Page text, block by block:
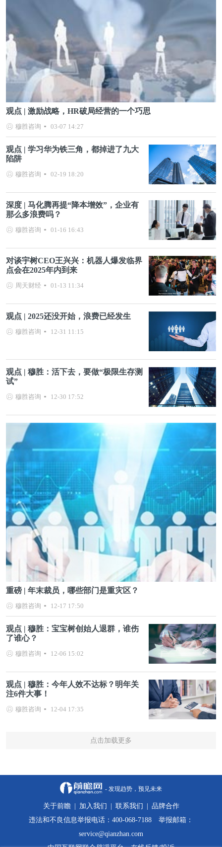
观点 | 激励战略，HR破局经营的一个巧思
穆胜咨询 03-07 14:27
观点 | 学习华为铁三角，都掉进了九大
陷阱
穆胜咨询 02-19 18:20
深度 | 马化腾再提“降本增效”，企业有
那么多浪费吗？
穆胜咨询 01-16 16:43
对谈宇树CEO王兴兴：机器人爆发临界
点会在2025年内到来
周天财经 01-13 11:34
观点 | 2025还没开始，浪费已经发生
穆胜咨询 12-31 11:15
观点 | 穆胜：活下去，要做“极限生存测
试”
穆胜咨询 12-30 17:52
重磅 | 年末裁员，哪些部门是重灾区？
穆胜咨询 12-17 17:50
观点 | 穆胜：宝宝树创始人退群，谁伤
了谁心？
穆胜咨询 12-06 15:02
观点 | 穆胜：今年人效不达标？明年关
注6件大事！
穆胜咨询 12-04 17:35
点击加载更多
- 发现趋势，预见未来
关于前瞻 加入我们 联系我们
品牌合作
违法和不良信息举报电话：400-068-7188 举报邮箱：
service@qianzhan.com